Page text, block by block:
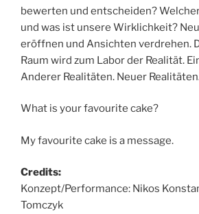
bewerten und entscheiden?
und was ist unsere Wirklichkeit?
eröffnen und Ansichten verdrehen.
Raum wird zum Labor der Realität.
Anderer Realitäten. Neuer
What is your favourite cake?
My favourite cake is a message.
Credits:
Konzept/Performance: Nikos
Tomczyk